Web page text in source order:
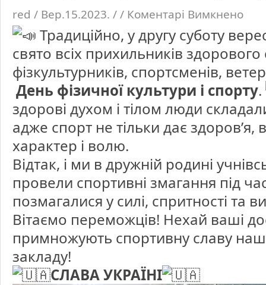
red / Вер.15.2023. / / Коментарі ВимкненоДень
і
спорту
Традиційно, у другу суботу
свято всіх прихильників
фізкультурників, спортсменів,
День фізичної культури і спорту.
здорові духом і тілом люди
адже спорт не тільки дає здоров’я,
характер і волю.
Відтак, і ми в дружній родині
провели спортивні змагання під
позмагалися у силі, спритності та
Вітаємо переможців! Нехай ваші
примножують спортивну славу
закладу!
СЛАВА УКРАЇНІ